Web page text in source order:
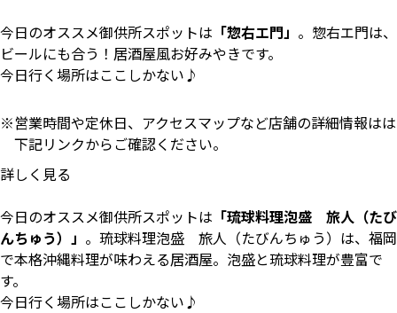
今日のオススメ御供所スポットは 「惣右エ門」 。惣右エ門は、
ビールにも合う！居酒屋風お好みやきです。
今日行く場所はここしかない♪
営業時間や定休日、アクセスマップなど店舗の詳細情報はは
下記リンクからご確認ください。
詳しく見る
今日のオススメ御供所スポットは 「琉球料理泡盛 旅人（たび
んちゅう）」 。琉球料理泡盛 旅人（たびんちゅう）は、福岡
で本格沖縄料理が味わえる居酒屋。泡盛と琉球料理が豊富で
す。
今日行く場所はここしかない♪